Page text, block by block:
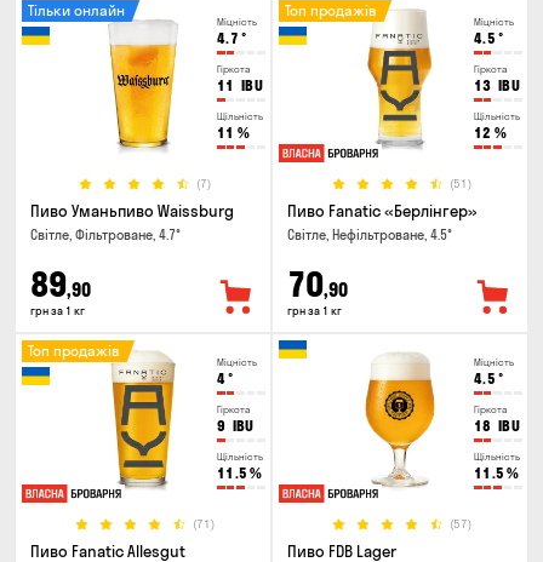
Міцність
4.7 °
Гіркота
11 IBU
Щільність
11 %
(7)
Тільки онлайн
Пиво Уманьпиво Waissburg
Світле, Фільтроване, 4.7°
89,90
грн за 1 кг
Міцність
4.5 °
Гіркота
13 IBU
Щільність
12 %
(51)
Топ продажів
Пиво Fanatic «Берлінгер»
Світле, Нефільтроване, 4.5°
70,90
грн за 1 кг
Міцність
4°
Гіркота
9 IBU
Щільність
11.5 %
(71)
Топ продажів
Пиво Fanatic Allesgut
Міцність
4.5 °
Гіркота
18 IBU
Щільність
11.5 %
(57)
Пиво FDB Lager